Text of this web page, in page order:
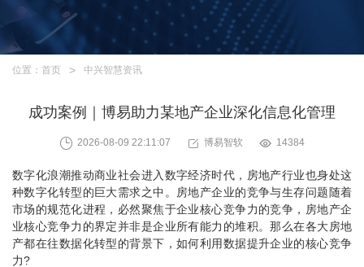
位置： 首页 中兴智慧资讯
成功案例｜博易助力某地产企业深化信息化管理
2026-08-09 22:11:07 博易智软 14384
数字化浪潮推动商业社会进入数字经济时代，房地产行业也身处这
种数字化转型的巨大需求之中。房地产企业的竞争与生存问题随着
市场的规范化进程，必然聚焦于企业核心竞争力的竞争，房地产企
业核心竞争力的界定并非是企业所有能力的堆积。那么在各大房地
产都在往数据化转型的背景下，如何利用数据提升企业的核心竞争
力?